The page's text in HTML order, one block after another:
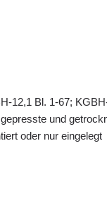
12,1 Bl. 1-67;
und
oder nur eingelegt